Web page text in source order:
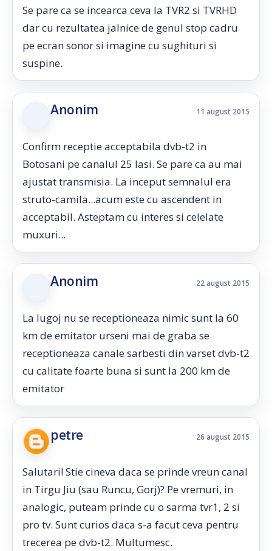
Se pare ca se incearca ceva la TVR2 si TVRHD
dar cu rezultatea jalnice de genul stop cadru
pe ecran sonor si imagine cu sughituri si
suspine.
Anonim 11 august 2015
Confirm receptie acceptabila dvb-t2 in
Botosani pe canalul 25 Iasi. Se pare ca au mai
ajustat transmisia. La inceput semnalul era
struto-camila...acum este cu ascendent in
acceptabil. Asteptam cu interes si celelate
muxuri...
Anonim 22 august 2015
La lugoj nu se receptioneaza nimic sunt la 60
km de emitator urseni mai de graba se
receptioneaza canale sarbesti din varset dvb-t2
cu calitate foarte buna si sunt la 200 km de
emitator
petre 26 august 2015
Salutari! Stie cineva daca se prinde vreun canal
in Tirgu Jiu (sau Runcu, Gorj)? Pe vremuri, in
analogic, puteam prinde cu o sarma tvr1, 2 si
pro tv. Sunt curios daca s-a facut ceva pentru
trecerea pe dvb-t2. Multumesc.